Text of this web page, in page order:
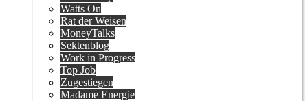
Watts On
Rat der Weisen
MoneyTalks
Sektenblog
Work in Progress
Top Job
Zugestiegen
Madame Energie